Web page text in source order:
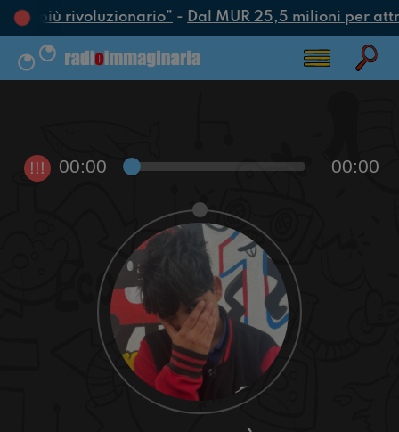
più rivoluzionario”- Dal MUR 25,5 milioni per
!!! 00:00 00:00